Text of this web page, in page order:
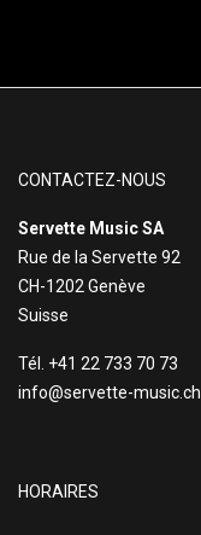
CONTACTEZ-NOUS
Servette Music SA
Rue de la Servette 92
CH-1202 Genève
Suisse
Tél. +41 22 733 70 73
info@servette-music.ch
HORAIRES